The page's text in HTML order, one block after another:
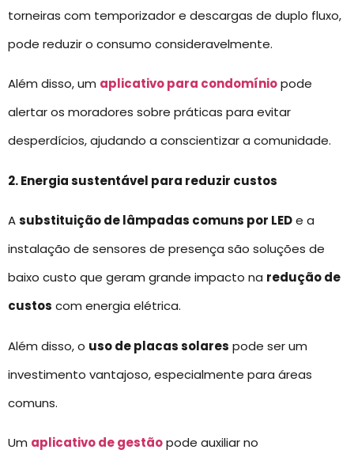
torneiras com temporizador e descargas de duplo fluxo,
pode reduzir o consumo consideravelmente.
Além disso, um aplicativo para condomíniopode
alertar os moradores sobre práticas para evitar
desperdícios, ajudando a conscientizar a comunidade.
2. Energia sustentável para reduzir custos
Asubstituição de lâmpadas comuns por LEDe a
instalação de sensores de presença são soluções de
baixo custo que geram grande impacto na redução de
custos com energia elétrica.
Além disso, o uso de placas solares pode ser um
investimento vantajoso, especialmente para áreas
comuns.
Um aplicativo de gestãopode auxiliar no